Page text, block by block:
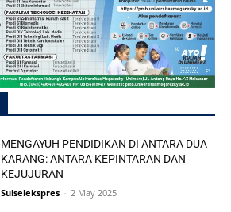
MENGAYUH PENDIDIKAN DI ANTARA DUA
KARANG: ANTARA KEPINTARAN DAN
KEJUJURAN
Sulselekspres - 2 May 2025